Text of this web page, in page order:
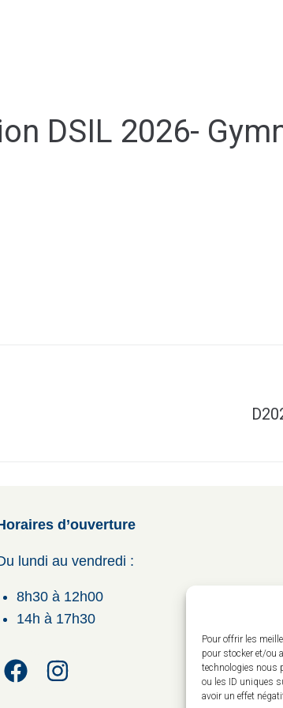
Pour offrir les
pour stocker et/ou
technologies nous
ou les ID uniques
avoir un effet
DSIL 2026-
d’ouverture
lundi au vendredi :
8h30 à 12h00
14h à 17h30